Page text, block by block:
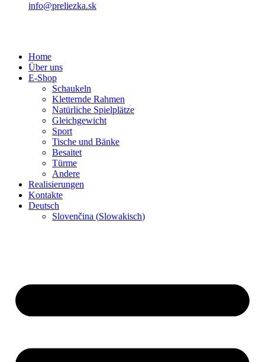
info@preliezka.sk
Home
Über uns
E-Shop
Schaukeln
Kletternde Rahmen
Natürliche Spielplätze
Gleichgewicht
Sport
Tische und Bänke
Besaitet
Türme
Andere
Realisierungen
Kontakte
Deutsch
Slovenčina (Slowakisch)